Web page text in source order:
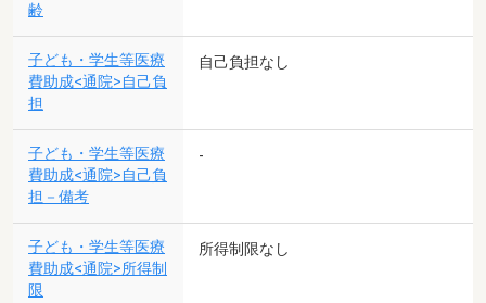
齢
子ども・学生等医療
費助成<通院>自己負
担
自己負担なし
子ども・学生等医療
費助成<通院>自己負
担－備考
-
子ども・学生等医療
費助成<通院>所得制
限
所得制限なし